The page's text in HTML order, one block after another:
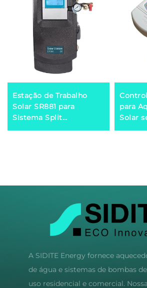
Estação de Trabalho
Solar SR881 para
Sistema Split
Pressurizado
para
Solar
A SIDITE Energy fornece
de água e sistemas de bombas
uso residencial e comercial.